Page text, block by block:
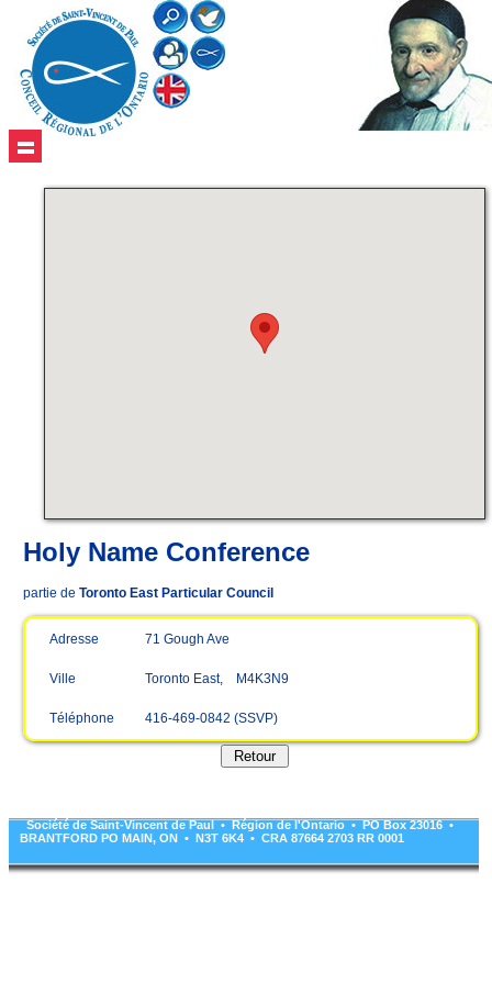
Holy Name Conference
partie de Toronto East Particular Council
Adresse 71 Gough Ave
Ville Toronto East, M4K3N9
Téléphone 416-469-0842 (SSVP)
Société de Saint-Vincent de Paul • Région de l'Ontario • PO Box 23016 •
BRANTFORD PO MAIN, ON • N3T 6K4 • CRA 87664 2703 RR 0001